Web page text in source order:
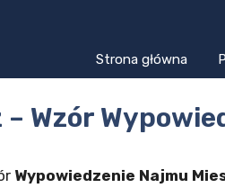
Strona główna
Wzór
Wypowiedzenie Najmu